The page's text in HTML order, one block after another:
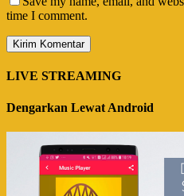
time I comment.
LIVE STREAMING
Dengarkan Lewat Android